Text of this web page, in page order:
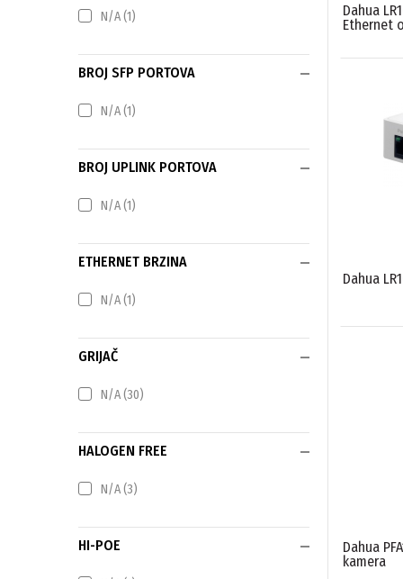
N/A(1)
BROJ SFP PORTOVA
N/A(1)
BROJ UPLINK PORTOVA
N/A(1)
ETHERNET BRZINA
N/A(1)
GRIJAČ
N/A(30)
HALOGEN FREE
N/A(3)
HI-POE
Dahua
Ethernet
Dahua
Dahua
kamera